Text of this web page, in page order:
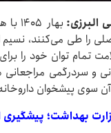
البرزی: بهار
را طی می‌کنند،
تمام توان خود را برای
سردرگمی مراجعانی
سوی پیشخوان
بهداشت؛ پیشگیری